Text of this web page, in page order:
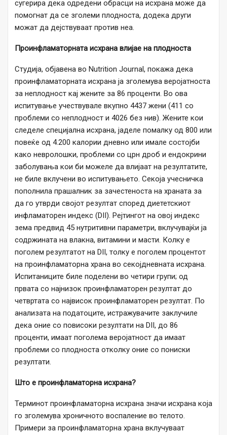
сугерира дека одредени обрасци на исхрана може да
помогнат да се зголеми плодноста, додека други
можат да дејствуваат против неа.
Проинфламаторната исхрана влијае на плодноста
Студија, објавена во Nutrition Journal, покажа дека
проинфламаторната исхрана ја зголемува веројатноста
за неплодност кај жените за 86 проценти. Во ова
испитување учествувале вкупно 4437 жени (411 со
проблеми со неплодност и 4026 без нив). Жените кои
следеле специјална исхрана, јаделе помалку од 800 или
повеќе од 4.200 калории дневно или имале состојби
како невролошки, проблеми со црн дроб и ендокрини
заболувања кои би можеле да влијаат на резултатите,
не биле вклучени во испитувањето. Секоја учесничка
пополнила прашалник за зачестеноста на храната за
да го утврди својот резултат според диететскиот
инфламаторен индекс (DII). Рејтингот на овој индекс
зема предвид 45 нутритивни параметри, вклучувајќи ја
содржината на влакна, витамини и масти. Колку е
поголем резултатот на DII, толку е поголем процентот
на проинфламаторна храна во секојдневната исхрана.
Испитаниците биле поделени во четири групи; од
првата со најнизок проинфламаторен резултат до
четвртата со највисок проинфламаторен резултат. По
анализата на податоците, истражувачите заклучиле
дека оние со повисоки резултати на DII, до 86
проценти, имаат поголема веројатност да имаат
проблеми со плодноста отколку оние со пониски
резултати.
Што е проинфламаторна исхрана?
Терминот проинфламаторна исхрана значи исхрана која
го зголемува хроничното воспаление во телото.
Примери за проинфламаторна храна вклучуваат